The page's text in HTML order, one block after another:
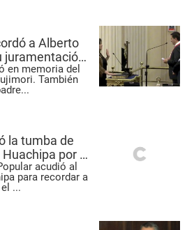
a Alberto
juramentación:
mejor
en memoria del
También
...
la tumba de
por el
acudió al
para recordar a
...